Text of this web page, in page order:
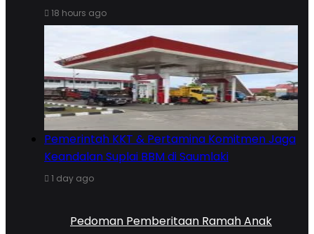
18 hours ago
Pemerintah KKT & Pertamina Komitmen Jaga
Keandalan Suplai BBM di Saumlaki
1 day ago
Pedoman Pemberitaan Ramah Anak